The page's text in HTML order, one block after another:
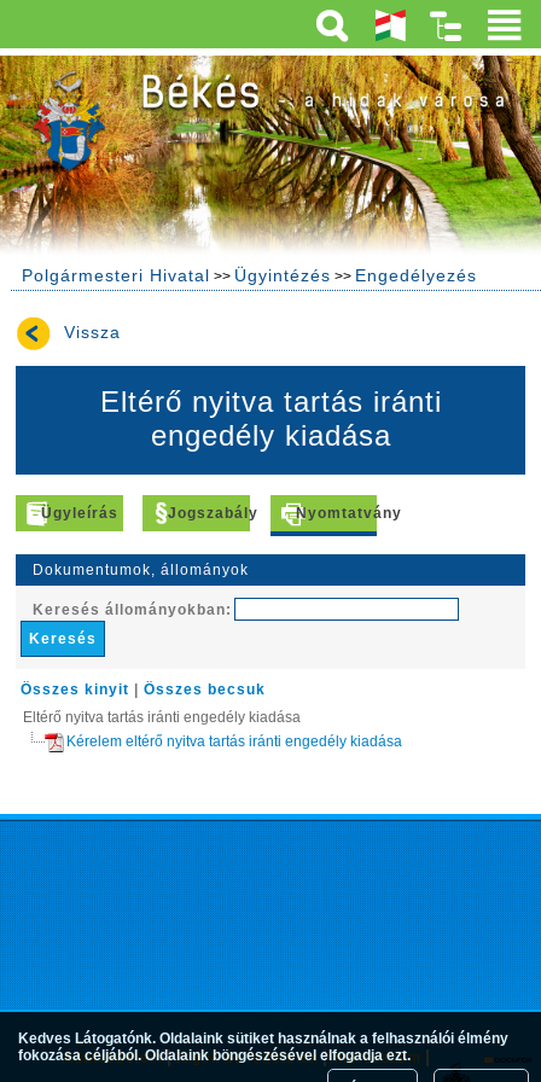
Polgármesteri Hivatal >> Ügyintézés >> Engedélyezés
Vissza
Eltérő nyitva tartás iránti
engedély kiadása
Ügyleírás Jogszabály Nyomtatvány
Dokumentumok, állományok
Keresés állományokban:
Összes kinyit |Összes becsuk
Eltérő nyitva tartás iránti engedély kiadása
Kérelem eltérő nyitva tartás iránti engedély kiadása
Impresszum
Jogok és feltételek
Adatvédelem
Kedves Látogatónk. Oldalaink sütiket használnak a felhasználói élmény
fokozása céljából. Oldalaink böngészésével elfogadja ezt.